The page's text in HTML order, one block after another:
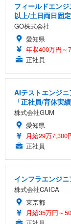
フィールドエン
以上/土日両日固
GO株式会社
愛知県
年収400万円～
正社員
AIテストエンジ
「正社員/育休実
株式会社GUM
愛知県
月給29万7,300
正社員
インフラエンジニ
株式会社CAICA
東京都
月給35万円～